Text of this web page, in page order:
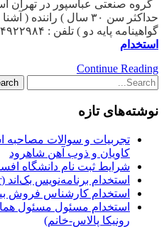
گروه صنعتی عباسپور در تهران
حداکثر سن ۳۰ سال )
گواهینامه پایه دو ) تلفن : ۴۴۹۲۲۹۸۴ / ۴۴۹۲۲۳۹۱
استخدام
Continue Reading
نوشته‌های تازه
تجربیات و سوالات مصاحبه
کاویان و ذوب آهن شاهرود
شرایط ثبت نام دانشگاه افسری
استخدام برنامه‌نویس بک‌اند (Backend Developer-شیراز)
استخدام کارشناس فروش
استخدام مسئول مسئول
رونیکا پالاس-خانم)